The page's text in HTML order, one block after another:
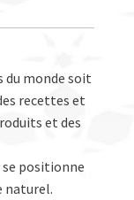
du monde soit
recettes et
et des
se positionne
naturel.